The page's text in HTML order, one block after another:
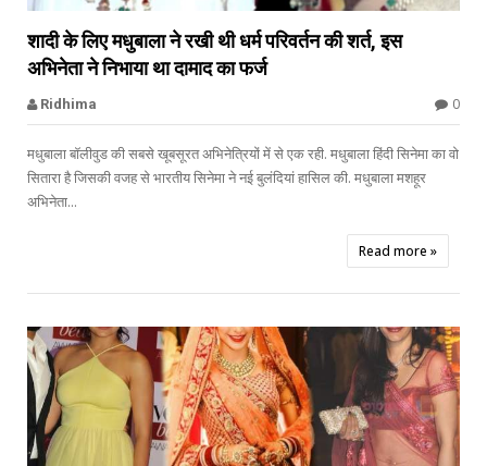

शादी के लिए मधुबाला ने रखी थी धर्म परिवर्तन की शर्त, इस
अभिनेता ने निभाया था दामाद का फर्ज
Ridhima 0
मधुबाला बॉलीवुड की सबसे खूबसूरत अभिनेत्रियों में से एक रही. मधुबाला हिंदी सिनेमा का वो
सितारा है जिसकी वजह से भारतीय सिनेमा ने नई बुलंदियां हासिल की. मधुबाला मशहूर
अभिनेता...
Read more »
Madhubala